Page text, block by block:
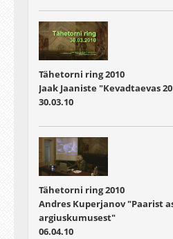
Tähetorni ring 2010
Jaak Jaaniste "Kevadtaevas
30.03.10
Tähetorni ring 2010
Andres Kuperjanov "Paarist
argiuskumusest"
06.04.10